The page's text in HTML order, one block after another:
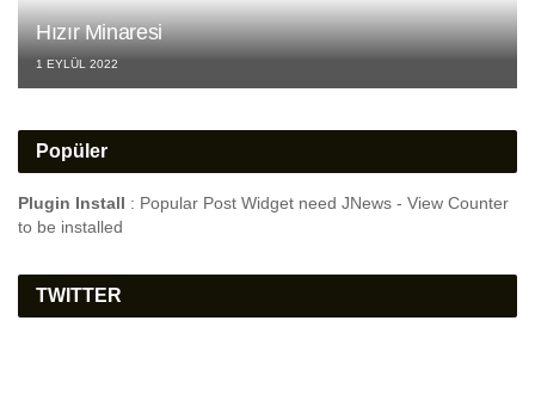
Hızır Minaresi
1 EYLÜL 2022
Popüler
Plugin Install : Popular Post Widget need JNews - View Counter
to be installed
TWITTER